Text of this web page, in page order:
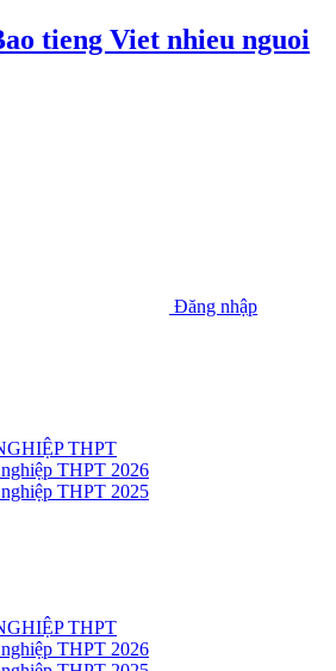
Đăng nhập
THPT
THPT 2026
THPT 2025
THPT
THPT 2026